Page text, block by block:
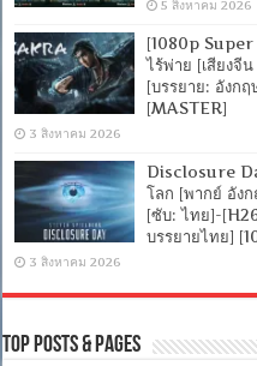
5 สิงหาคม 2026
[1080p Super
ไร้พ่าย [เสียงจี
[บรรยาย: อังก
[MASTER]
3 สิงหาคม 2026
Disclosure
โลก [พากย์ อัง
[ซับ: ไทย]-
บรรยายไทย]
3 สิงหาคม 2026
Top Posts & Pages